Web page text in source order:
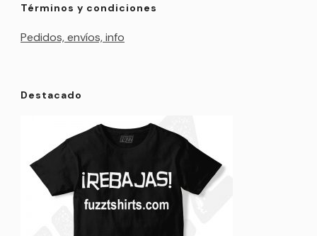
Términos y condiciones
Pedidos, envíos, info
Destacado